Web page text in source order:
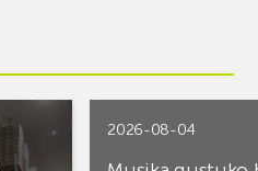
2026-08-04